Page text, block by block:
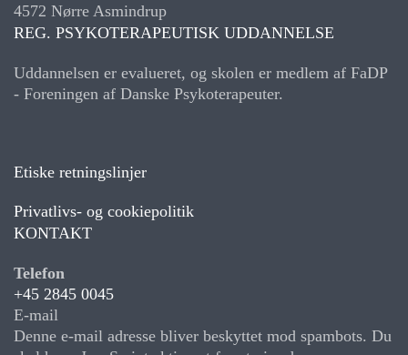
4572 Nørre Asmindrup
REG. PSYKOTERAPEUTISK UDDANNELSE
Uddannelsen er evalueret, og skolen er medlem af FaDP
- Foreningen af Danske Psykoterapeuter.
Etiske retningslinjer
Privatlivs- og cookiepolitik
KONTAKT
Telefon
+45 2845 0045
E-mail
Denne e-mail adresse bliver beskyttet mod spambots. Du